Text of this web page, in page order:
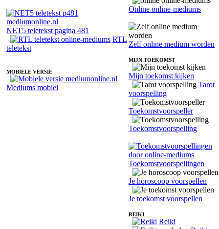
NET5 teletekst pagina 481
RTL
teletekst
MOBIELE VERSIE
Mediums mobiel
Online online-mediums
Zelf online medium worden
MIJN TOEKOMST
Mijn toekomst kijken
Tarot
voorspelling
Toekomstvoorspeller
Toekomstvoorspelling
Toekomstvoorspellingen
Je horoscoop voorspellen
Je toekomst voorspellen
REIKI
Reiki